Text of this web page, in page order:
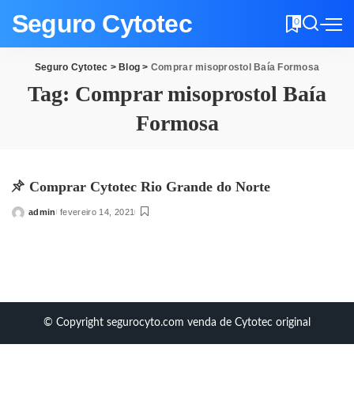
Seguro Cytotec 0
Seguro Cytotec > Blog > Comprar misoprostol Baía Formosa
Tag: Comprar misoprostol Baía
Formosa
Comprar Cytotec Rio Grande do Norte
Posted
admin fevereiro 14, 2021
© Copyright segurocyto.com venda de Cytotec original